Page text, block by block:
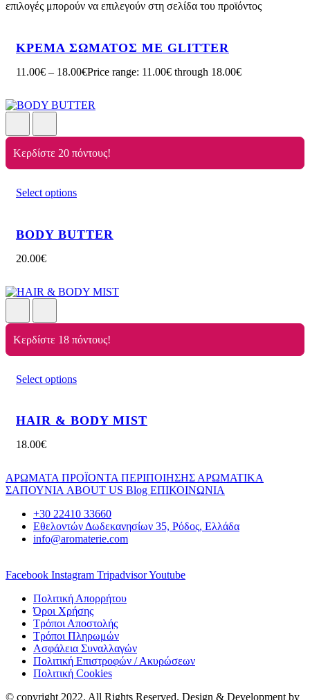
επιλογές μπορούν να επιλεγούν στη σελίδα του προϊόντος
ΚΡΕΜΑ ΣΩΜΑΤΟΣ ΜΕ GLITTER
11.00€ – 18.00€Price range: 11.00€ through 18.00€
Κερδίστε 20 πόντους!
Select options
BODY BUTTER
20.00€
Κερδίστε 18 πόντους!
Select options
HAIR & BODY MIST
18.00€
ΑΡΩΜΑΤΑ ΠΡΟΪΟΝΤΑ ΠΕΡΙΠΟΙΗΣΗΣ ΑΡΩΜΑΤΙΚΑ
ΣΑΠΟΥΝΙΑ ABOUT US Blog ΕΠΙΚΟΙΝΩΝΙΑ
+30 22410 33660
Εθελοντών Δωδεκανησίων 35, Ρόδος, Ελλάδα
info@aromaterie.com
Facebook Instagram TripadvisorYoutube
Πολιτική Απορρήτου
Όροι Χρήσης
Τρόποι Αποστολής
Τρόποι Πληρωμών
Ασφάλεια Συναλλαγών
Πολιτική Επιστροφών / Ακυρώσεων
Πολιτική Cookies
© copyright 2022. All Rights Reserved. Design & Development by